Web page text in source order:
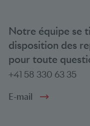
Notre équipe se
disposition des
pour toute
+41 58 330 63 35
E-mail